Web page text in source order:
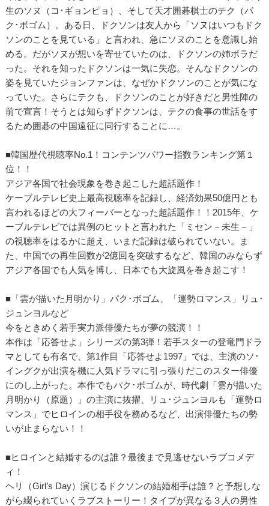
生のソヌ（コ･ギョンピョ）、そして天才囲碁棋士のテク（パ
ク･ボゴム）。ある日、ドクソンは友人から「ソヌはいつもドク
ソンのことを見ている」と言われ、急にソヌのことを意識し始
める。だがソヌが想いを寄せていたのは、ドクソンの姉ボラだ
った。それを知ったドクソンは一気に失恋。そんなドクソンの
姿を見ていたジョンファンは、なぜかドクソンのことが気にな
っていた。さらにテクも、ドクソンのことが好きだと男性陣の
前で宣言！そうとは知らずドクソンは、テクの食事の世話をす
るため囲碁の中国遠征に同行することに…。
■韓国歴代視聴率No.1！コンテンツパワー指数ランキング第１
位！！
アジア各国で社会現象を巻き起こした超話題作！
ケーブルテレビ史上最高視聴率を記録し、経済効果50億円とも
言われるほどの大フィーバーとなった超話題作！！2015年、ケ
ーブルテレビでは異例のヒットと言われた「ミセン－未生－」
の視聴率をはるかに超え、いまだ記録は破られていない。ま
た、中国での再生回数が2億回を突破するなど、韓国のみならず
アジア各国でも人気を博し、日本でも大旋風を巻き起こす！
■「雲が描いた月明かり」パク･ボゴム、「運勢ロマンス」リュ･
ジュンヨルなど
今をときめく若手実力派俳優たちが夢の競演！！
本作は「応答せよ」シリーズの第3弾！若手スターの登竜門ドラ
マとしても有名で、第1作目「応答せよ1997」では、主演のソ･
イングクが出演を機に人気ドラマに引っ張りだこのスター俳優
にのし上がった。本作でもパク･ボゴムが、時代劇「雲が描いた
月明かり（原題）」の主演に抜擢、リュ･ジュンヨルも「運勢ロ
マンス」でヒロインの相手役を務めるなど、出演俳優たちの勢
いが止まらない！！
■ヒロインと結婚するのは誰？最後まで見逃せないラブコメデ
ィ！
ヘリ（Girl’s Day）演じるドクソンの結婚相手は誰？と予想しな
がら綴られていくラブストーリー！タイプが異なる３人の男性